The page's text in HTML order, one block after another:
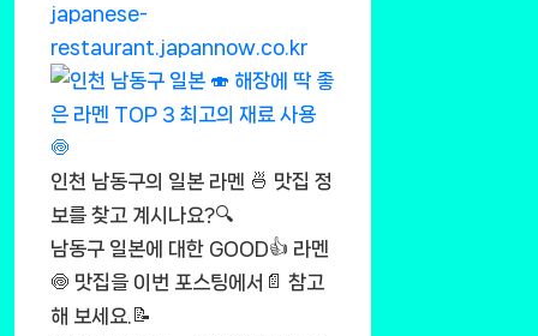
japanese-
restaurant.japannow.co.kr
인천 남동구의 일본 라멘 🍜 맛집 정
보를 찾고 계시나요?🔍
남동구 일본에 대한 GOOD👍 라멘
🍥 맛집을 이번 포스팅에서📄 참고
해 보세요.📝